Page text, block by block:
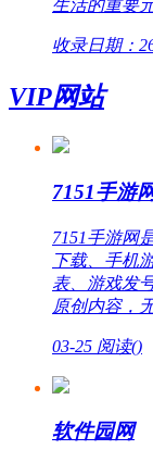
生活的重要
收录日期：
VIP网站
7151手游
7151手游网
下载、手机
表、游戏发
原创内容，
03-25 阅读()
软件园网